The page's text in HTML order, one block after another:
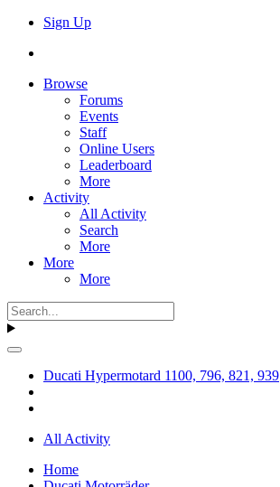
Sign Up
Browse
Forums
Events
Staff
Online Users
Leaderboard
More
Activity
All Activity
Search
More
More
More
Ducati Hypermotard 1100, 796, 821, 939
All Activity
Home